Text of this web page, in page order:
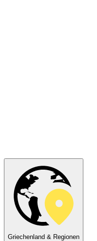
Griechenland & Regionen